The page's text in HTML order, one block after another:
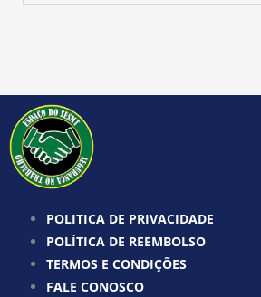
POLITICA DE PRIVACIDADE
POLÍTICA DE REEMBOLSO
TERMOS E CONDIÇÕES
FALE CONOSCO